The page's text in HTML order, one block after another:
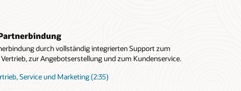
durch vollständig integrierten Support zum
zur Angebotserstellung und zum Kundenservice.
Service und Marketing (2:35)